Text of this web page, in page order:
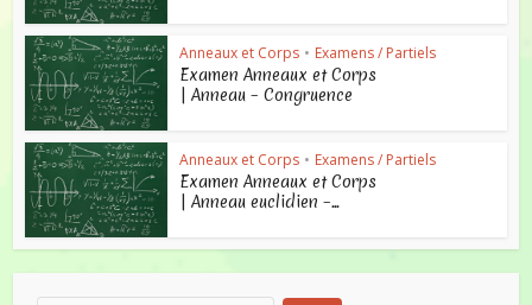
Anneaux et Corps • Examens / Partiels
Examen Anneaux et Corps
| Anneau – Congruence
Anneaux et Corps • Examens / Partiels
Examen Anneaux et Corps
| Anneau euclidien –...